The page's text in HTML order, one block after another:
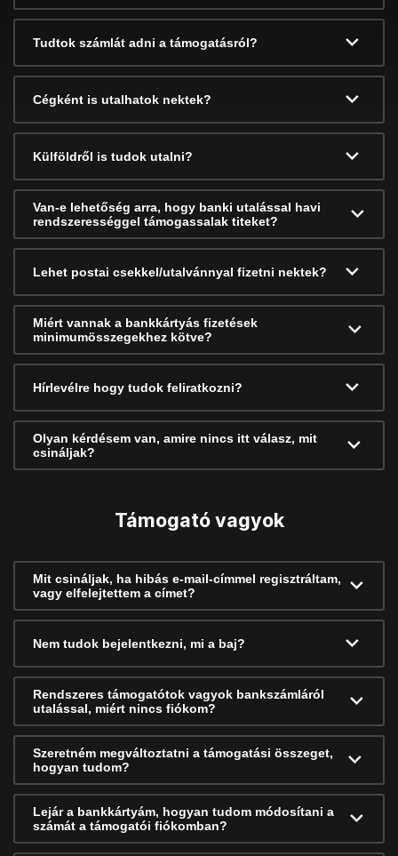
Tudtok számlát adni a támogatásról?
Cégként is utalhatok nektek?
Külföldről is tudok utalni?
Van-e lehetőség arra, hogy banki utalással havi
rendszerességgel támogassalak titeket?
Lehet postai csekkel/utalvánnyal fizetni nektek?
Miért vannak a bankkártyás fizetések
minimumösszegekhez kötve?
Hírlevélre hogy tudok feliratkozni?
Olyan kérdésem van, amire nincs itt válasz, mit
csináljak?
Támogató vagyok
Mit csináljak, ha hibás e-mail-címmel regisztráltam,
vagy elfelejtettem a címet?
Nem tudok bejelentkezni, mi a baj?
Rendszeres támogatótok vagyok bankszámláról
utalással, miért nincs fiókom?
Szeretném megváltoztatni a támogatási összeget,
hogyan tudom?
Lejár a bankkártyám, hogyan tudom módosítani a
számát a támogatói fiókomban?